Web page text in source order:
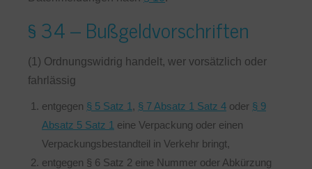
§ 34 – Bußgeldvorschriften
(1) Ordnungswidrig handelt, wer vorsätzlich oder
fahrlässig
entgegen § 5 Satz 1 , § 7 Absatz 1 Satz 4 oder § 9
Absatz 5 Satz 1 eine Verpackung oder einen
Verpackungsbestandteil in Verkehr bringt,
entgegen § 6 Satz 2 eine Nummer oder Abkürzung